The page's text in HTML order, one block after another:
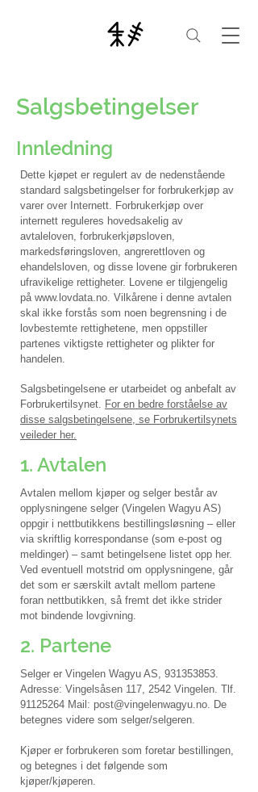
Salgsbetingelser
Innledning
Dette kjøpet er regulert av de nedenstående
standard salgsbetingelser for forbrukerkjøp av
varer over Internett. Forbrukerkjøp over
internett reguleres hovedsakelig av
avtaleloven, forbrukerkjøpsloven,
markedsføringsloven, angrerettloven og
ehandelsloven, og disse lovene gir forbrukeren
ufravikelige rettigheter. Lovene er tilgjengelig
på www.lovdata.no. Vilkårene i denne avtalen
skal ikke forstås som noen begrensning i de
lovbestemte rettighetene, men oppstiller
partenes viktigste rettigheter og plikter for
handelen.
Salgsbetingelsene er utarbeidet og anbefalt av
Forbrukertilsynet. For en bedre forståelse av
disse salgsbetingelsene, se Forbrukertilsynets
veileder her.
1. Avtalen
Avtalen mellom kjøper og selger består av
opplysningene selger (Vingelen Wagyu AS)
oppgir i nettbutikkens bestillingsløsning – eller
via skriftlig korrespondanse (som e-post og
meldinger) – samt betingelsene listet opp her.
Ved eventuell motstrid om opplysningene, går
det som er særskilt avtalt mellom partene
foran nettbutikken, så fremt det ikke strider
mot bindende lovgivning.
2. Partene
Selger er Vingelen Wagyu AS, 931353853.
Adresse: Vingelsåsen 117, 2542 Vingelen. Tlf.
91125264 Mail: post@vingelenwagyu.no. De
betegnes videre som selger/selgeren.
Kjøper er forbrukeren som foretar bestillingen,
og betegnes i det følgende som
kjøper/kjøperen.